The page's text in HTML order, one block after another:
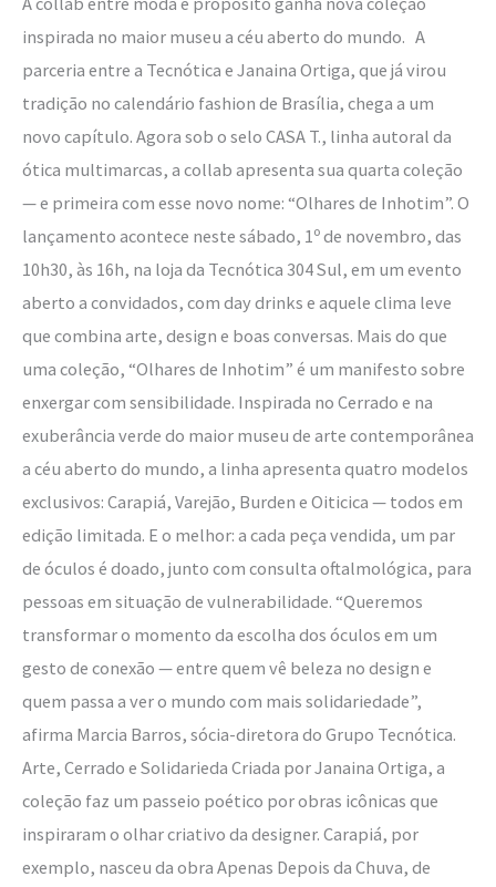
inspirada no maior museu a céu aberto do mundo. A
parceria entre a Tecnótica e Janaina Ortiga, que já virou
tradição no calendário fashion de Brasília, chega a um
novo capítulo. Agora sob o selo CASA T., linha autoral da
ótica multimarcas, a collab apresenta sua quarta coleção
— e primeira com esse novo nome: “Olhares de Inhotim”. O
lançamento acontece neste sábado, 1º de novembro, das
10h30, às 16h, na loja da Tecnótica 304 Sul, em um evento
aberto a convidados, com day drinks e aquele clima leve
que combina arte, design e boas conversas. Mais do que
uma coleção, “Olhares de Inhotim” é um manifesto sobre
enxergar com sensibilidade. Inspirada no Cerrado e na
exuberância verde do maior museu de arte contemporânea
a céu aberto do mundo, a linha apresenta quatro modelos
exclusivos: Carapiá, Varejão, Burden e Oiticica — todos em
edição limitada. E o melhor: a cada peça vendida, um par
de óculos é doado, junto com consulta oftalmológica, para
pessoas em situação de vulnerabilidade. “Queremos
transformar o momento da escolha dos óculos em um
gesto de conexão — entre quem vê beleza no design e
quem passa a ver o mundo com mais solidariedade”,
afirma Marcia Barros, sócia-diretora do Grupo Tecnótica.
Arte, Cerrado e Solidarieda Criada por Janaina Ortiga, a
coleção faz um passeio poético por obras icônicas que
inspiraram o olhar criativo da designer. Carapiá, por
exemplo, nasceu da obra Apenas Depois da Chuva, de